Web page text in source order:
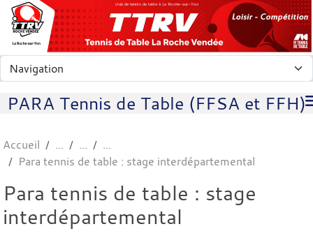
club de tennis de table à La Roche-sur-Yon
PARA Tennis de Table (FFSA et FFH)
Accueil
Para tennis de table : stage interdépartemental
Para tennis de table : stage
interdépartemental
Panneau de gestion des cookies